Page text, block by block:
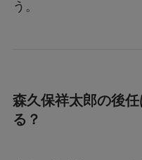
う。
森久保祥太郎の後
る？